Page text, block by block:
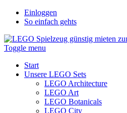
Einloggen
So einfach gehts
Toggle menu
Start
Unsere LEGO Sets
LEGO Architecture
LEGO Art
LEGO Botanicals
LEGO City